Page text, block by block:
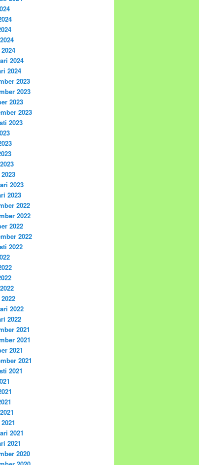
2024
2024
2023
2023
2023
2023
2023
2023
2023
2022
2022
2022
2022
2022
2022
2022
2021
2021
2021
2021
2021
2021
2021
2020